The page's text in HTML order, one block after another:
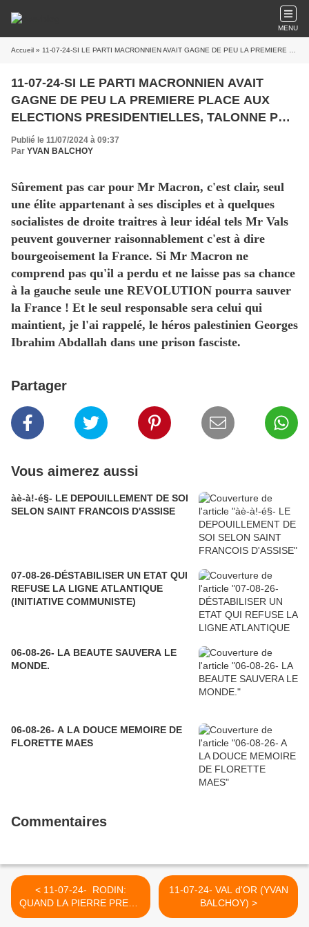
MENU
Accueil » 11-07-24-SI LE PARTI MACRONNIEN AVAIT GAGNE DE PEU LA PREMIERE PLACE AUX ELECTIONS PRESIDENTIELLES, TALONNE PAR LE NFP, CROYEZ-VOUS QUE LE PRESIDENT AURAIT ECRIT LA MÊME LETTRE AUX FRANCAIS. ?
11-07-24-SI LE PARTI MACRONNIEN AVAIT
GAGNE DE PEU LA PREMIERE PLACE AUX
ELECTIONS PRESIDENTIELLES, TALONNE PAR
LE NFP, CROYEZ-VOUS QUE LE PRESIDENT
AURAIT ECRIT LA MÊME LETTRE AUX
Publié le 11/07/2024 à 09:37
Par YVAN BALCHOY
Sûrement pas car pour Mr Macron, c'est clair, seul
une élite appartenant à ses disciples et à quelques
socialistes de droite traitres à leur idéal tels Mr Vals
peuvent gouverner raisonnablement c'est à dire
bourgeoisement la France. Si Mr Macron ne
comprend pas qu'il a perdu et ne laisse pas sa chance
à la gauche seule une REVOLUTION pourra sauver
la France ! Et le seul responsable sera celui qui
maintient, je l'ai rappelé, le héros palestinien Georges
Ibrahim Abdallah dans une prison fasciste.
Partager
Vous aimerez aussi
àè-à!-é§- LE DEPOUILLEMENT DE SOI
SELON SAINT FRANCOIS D'ASSISE
07-08-26-DÉSTABILISER UN ETAT QUI
REFUSE LA LIGNE ATLANTIQUE
(INITIATIVE COMMUNISTE)
06-08-26- LA BEAUTE SAUVERA LE
MONDE.
06-08-26- A LA DOUCE MEMOIRE DE
FLORETTE MAES
Commentaires
< 11-07-24- RODIN:
QUAND LA PIERRE PREND
l'ESPRIT, LA GRACE ET LA
11-07-24- VAL d'OR (YVAN
BALCHOY) >